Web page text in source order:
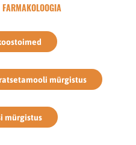
mürgistus
mürgistus